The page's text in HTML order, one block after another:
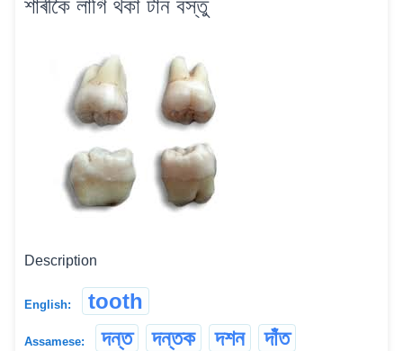
শাৰীকৈ লাগি থকা টান বস্তু
Description
English: tooth
Assamese: দন্ত দন্তক দশন দাঁত